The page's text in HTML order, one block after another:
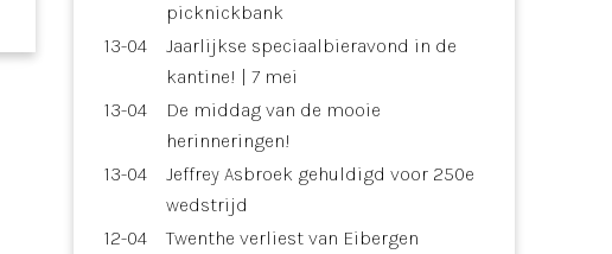
picknickbank
13-04
Jaarlijkse speciaalbieravond in de
kantine! | 7 mei
13-04
De middag van de mooie
herinneringen!
13-04
Jeffrey Asbroek gehuldigd voor 250e
wedstrijd
12-04
Twenthe verliest van Eibergen